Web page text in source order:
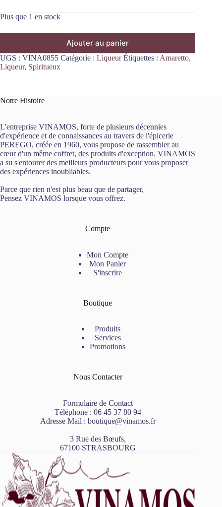
Plus que 1 en stock
Ajouter au panier
UGS : VINA0855 Catégorie : Liqueur Étiquettes : Amaretto,
Liqueur, Spiritueux
Notre Histoire
L'entreprise VINAMOS, forte de plusieurs décennies
d'expérience et de connaissances au travers de l'épicerie
PEREGO, créée en 1960, vous propose de rassembler au
cœur d'un même coffret, des produits d'exception. VINAMOS
a su s'entourer des meilleurs producteurs pour vous proposer
des expériences inoubliables.
Parce que rien n'est plus beau que de partager,
Pensez VINAMOS lorsque vous offrez.
Compte
Mon Compte
Mon Panier
S'inscrire
Boutique
Produits
Services
Promotions
Nous Contacter
Formulaire de Contact
Téléphone : 06 45 37 80 94
Adresse Mail : boutique@vinamos.fr
3 Rue des Bœufs,
67100 STRASBOURG